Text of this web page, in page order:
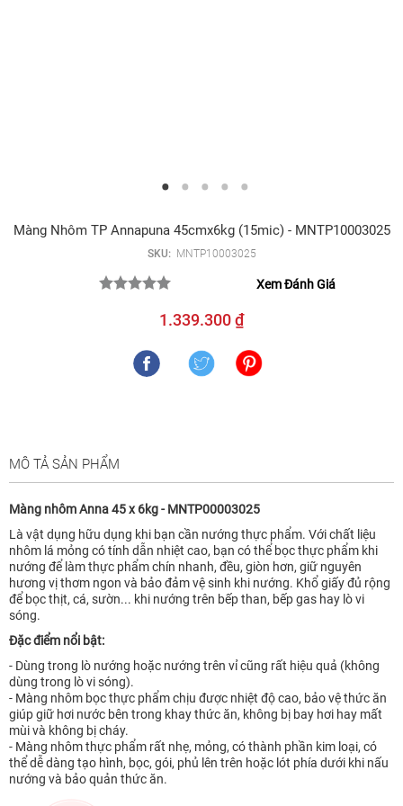
Màng Nhôm TP Annapuna 45cmx6kg (15mic) - MNTP10003025
SKU: MNTP10003025
Xem Đánh Giá
1.339.300 ₫
MÔ TẢ SẢN PHẨM
Màng nhôm Anna 45 x 6kg - MNTP00003025
Là vật dụng hữu dụng khi bạn cần nướng thực phẩm. Với chất liệu
nhôm lá mỏng có tính dẫn nhiệt cao, bạn có thể bọc thực phẩm khi
nướng để làm thực phẩm chín nhanh, đều, giòn hơn, giữ nguyên
hương vị thơm ngon và bảo đảm vệ sinh khi nướng. Khổ giấy đủ rộng
để bọc thịt, cá, sườn... khi nướng trên bếp than, bếp gas hay lò vi
sóng.
Đặc điểm nổi bật:
- Dùng trong lò nướng hoặc nướng trên vỉ cũng rất hiệu quả (không
dùng trong lò vi sóng).
- Màng nhôm bọc thực phẩm chịu được nhiệt độ cao, bảo vệ thức ăn
giúp giữ hơi nước bên trong khay thức ăn, không bị bay hơi hay mất
mùi và không bị cháy.
- Màng nhôm thực phẩm rất nhẹ, mỏng, có thành phần kim loại, có
thể dễ dàng tạo hình, bọc, gói, phủ lên trên hoặc lót phía dưới khi nấu
nướng và bảo quản thức ăn.